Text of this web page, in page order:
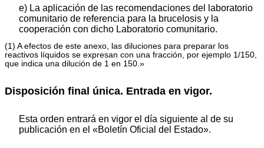
e) La aplicación de las recomendaciones del laboratorio
comunitario de referencia para la brucelosis y la
cooperación con dicho Laboratorio comunitario.
(1) A efectos de este anexo, las diluciones para preparar los
reactivos líquidos se expresan con una fracción, por ejemplo 1/150,
que indica una dilución de 1 en 150.»
Disposición final única. Entrada en vigor.
Esta orden entrará en vigor el día siguiente al de su
publicación en el «Boletín Oficial del Estado».